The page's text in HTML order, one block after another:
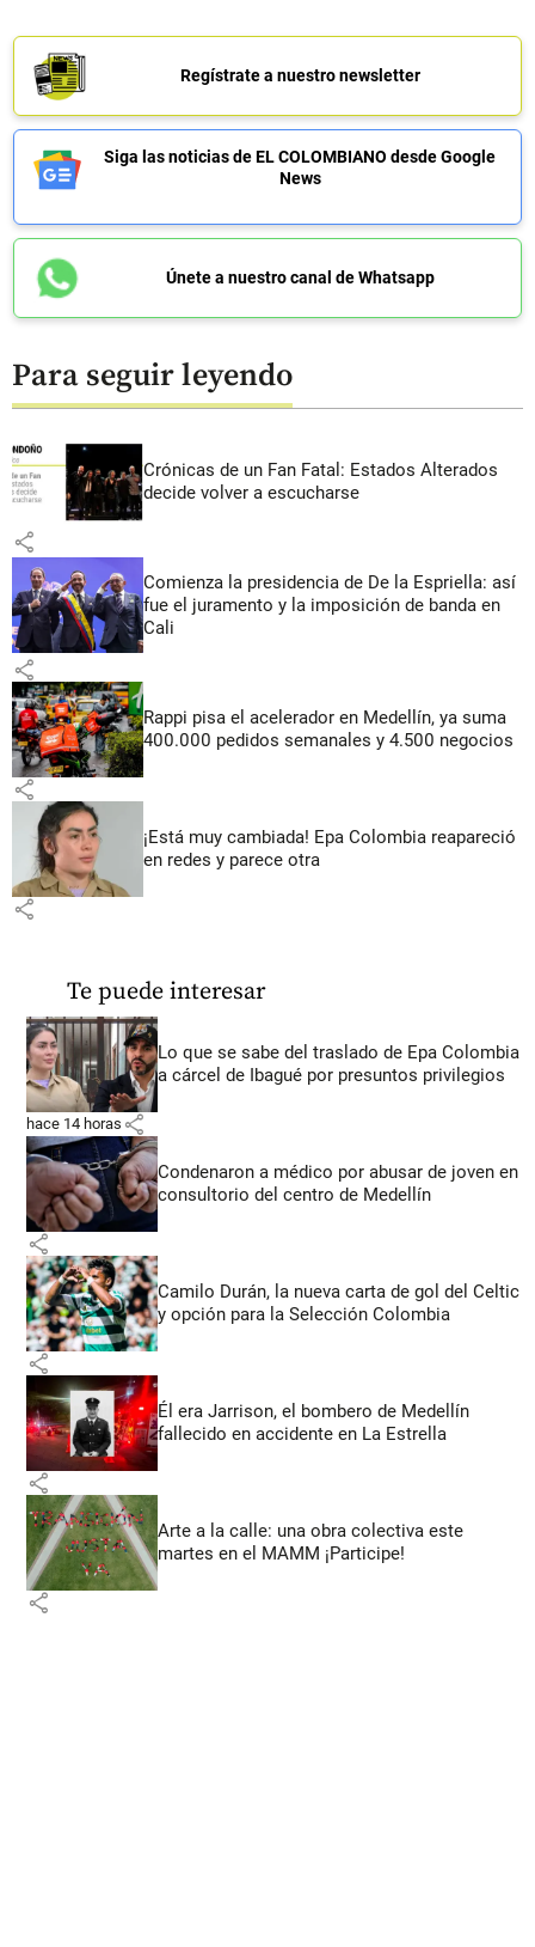
Regístrate a nuestro newsletter
Siga las noticias de EL COLOMBIANO desde Google
News
Únete a nuestro canal de Whatsapp
Para seguir leyendo
Crónicas de un Fan Fatal: Estados Alterados
decide volver a escucharse
share
Comienza la presidencia de De la Espriella: así
fue el juramento y la imposición de banda en
Cali
share
Rappi pisa el acelerador en Medellín, ya suma
400.000 pedidos semanales y 4.500 negocios
share
¡Está muy cambiada! Epa Colombia reapareció
en redes y parece otra
share
Te puede interesar
Lo que se sabe del traslado de Epa Colombia
a cárcel de Ibagué por presuntos privilegios
hace 14 horas share
Condenaron a médico por abusar de joven en
consultorio del centro de Medellín
share
Camilo Durán, la nueva carta de gol del Celtic
y opción para la Selección Colombia
share
Él era Jarrison, el bombero de Medellín
fallecido en accidente en La Estrella
share
Arte a la calle: una obra colectiva este
martes en el MAMM ¡Participe!
share